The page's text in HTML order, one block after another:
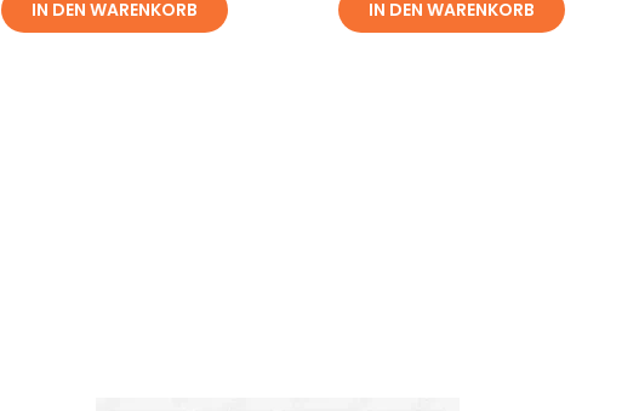
IN DEN WARENKORB IN DEN WARENKORB